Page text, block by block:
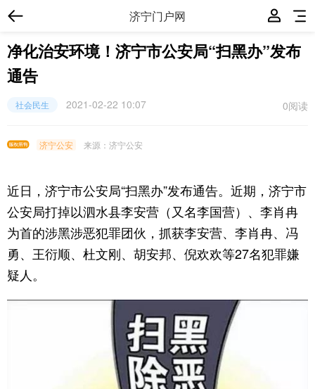
济宁门户网
净化治安环境！济宁市公安局“扫黑办”发布
通告
0阅读
社会民生 2021-02-22 10:07
济宁公安 来源：济宁公安
近日，济宁市公安局“扫黑办”发布通告。近期，济宁市
公安局打掉以泗水县李安营（又名李国营）、李肖冉
为首的涉黑涉恶犯罪团伙，抓获李安营、李肖冉、冯
勇、王衍顺、杜文刚、胡安邦、倪欢欢等27名犯罪嫌
疑人。